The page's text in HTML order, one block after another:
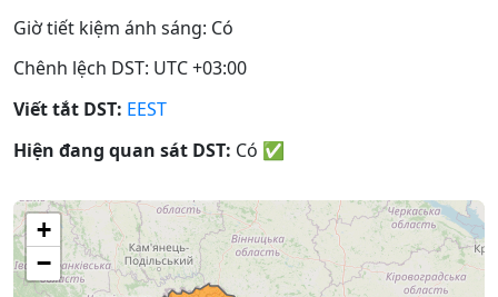
Giờ tiết kiệm ánh sáng: Có
Chênh lệch DST: UTC +03:00
Viết tắt DST: EEST
Hiện đang quan sát DST: Có ✅
+
−